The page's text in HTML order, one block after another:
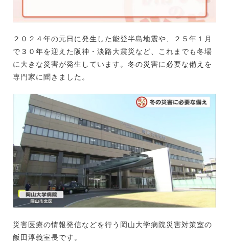
２０２４年の元日に発生した能登半島地震や、２５年１月
で３０年を迎えた阪神・淡路大震災など、これまでも冬場
に大きな災害が発生しています。冬の災害に必要な備えを
専門家に聞きました。
災害医療の情報発信などを行う岡山大学病院災害対策室の
飯田淳義室長です。